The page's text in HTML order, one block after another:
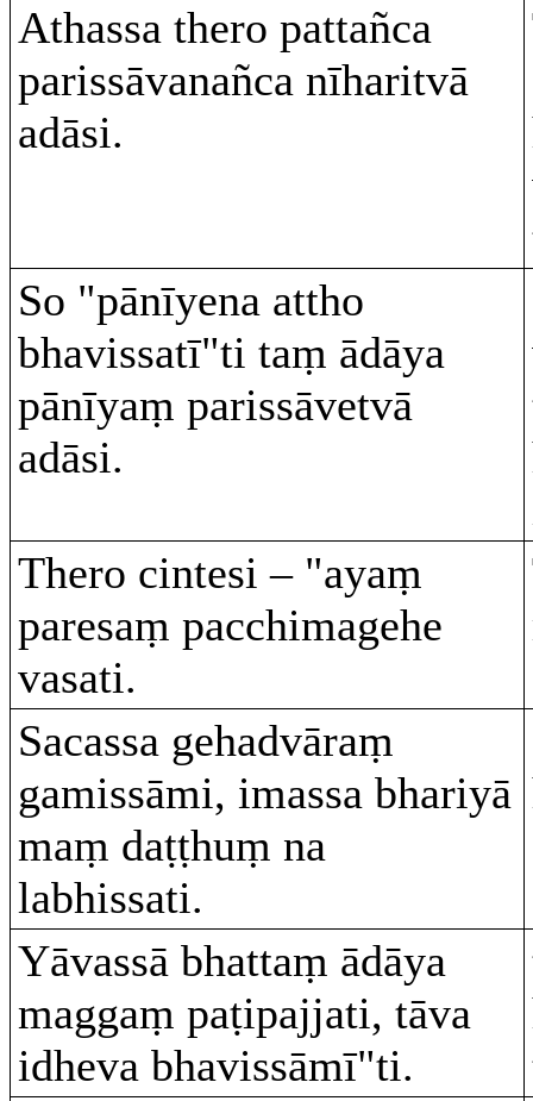
Athassa thero pattañca
parissāvanañca nīharitvā
adāsi.
So "pānīyena attho
bhavissatī"ti taṃ ādāya
pānīyaṃ parissāvetvā
adāsi.
Thero cintesi – "ayaṃ
paresaṃ pacchimagehe
vasati.
Sacassa gehadvāraṃ
gamissāmi, imassa bhariyā
maṃ daṭṭhuṃ na
labhissati.
Yāvassā bhattaṃ ādāya
maggaṃ paṭipajjati, tāva
idheva bhavissāmī"ti.